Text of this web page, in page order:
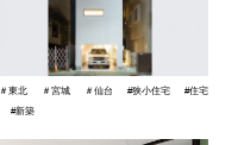
＃東北 ＃宮城 ＃仙台 #狭小住宅
#住宅
#新築